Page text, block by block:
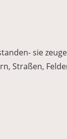
sie
Straßen,